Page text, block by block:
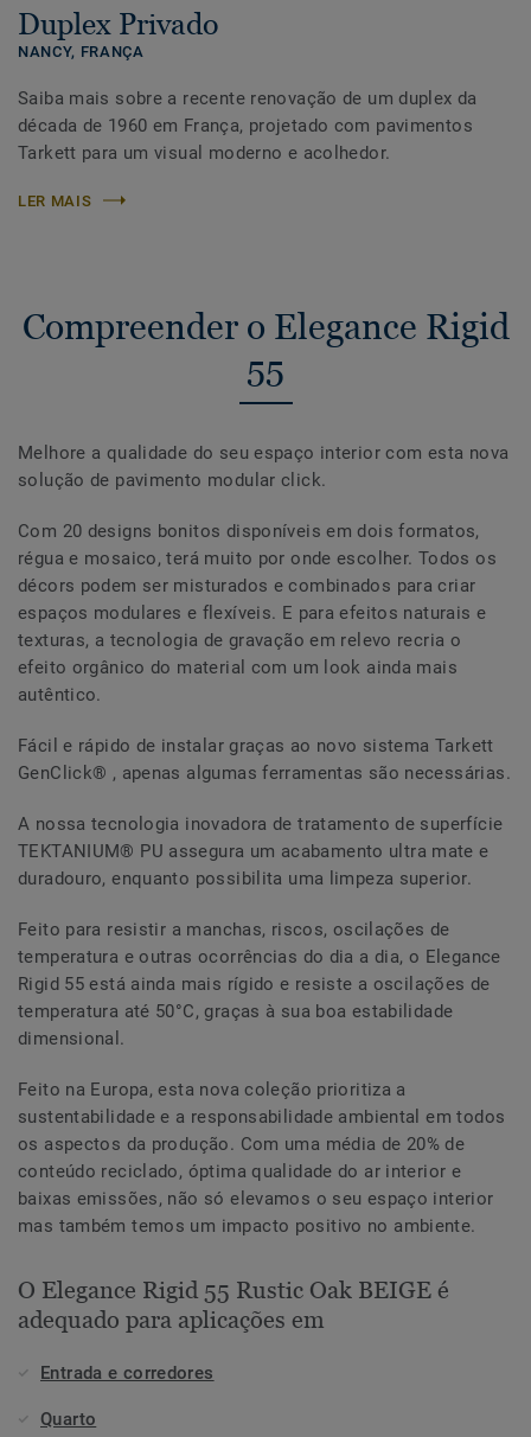
Duplex Privado
NANCY, FRANÇA
Saiba mais sobre a recente renovação de um duplex da
década de 1960 em França, projetado com pavimentos
Tarkett para um visual moderno e acolhedor.
LER MAIS
Compreender o Elegance Rigid
55
Melhore a qualidade do seu espaço interior com esta nova
solução de pavimento modular click.
Com 20 designs bonitos disponíveis em dois formatos,
régua e mosaico, terá muito por onde escolher. Todos os
décors podem ser misturados e combinados para criar
espaços modulares e flexíveis. E para efeitos naturais e
texturas, a tecnologia de gravação em relevo recria o
efeito orgânico do material com um look ainda mais
autêntico.
Fácil e rápido de instalar graças ao novo sistema Tarkett
GenClick® , apenas algumas ferramentas são necessárias.
A nossa tecnologia inovadora de tratamento de superfície
TEKTANIUM® PU assegura um acabamento ultra mate e
duradouro, enquanto possibilita uma limpeza superior.
Feito para resistir a manchas, riscos, oscilações de
temperatura e outras ocorrências do dia a dia, o Elegance
Rigid 55 está ainda mais rígido e resiste a oscilações de
temperatura até 50°C, graças à sua boa estabilidade
dimensional.
Feito na Europa, esta nova coleção prioritiza a
sustentabilidade e a responsabilidade ambiental em todos
os aspectos da produção. Com uma média de 20% de
conteúdo reciclado, óptima qualidade do ar interior e
baixas emissões, não só elevamos o seu espaço interior
mas também temos um impacto positivo no ambiente.
O Elegance Rigid 55 Rustic Oak BEIGE é
adequado para aplicações em
Entrada e corredores
Quarto